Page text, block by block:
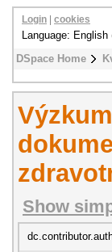
DSpace Home
Login cookies
Language: English
Show